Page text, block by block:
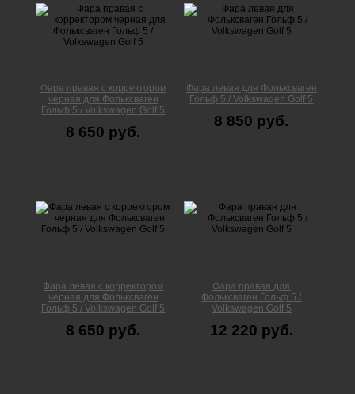
Фара правая с корректором
черная для Фольксваген
Гольф 5 / Volkswagen Golf 5
8 650 руб.
Фара левая для Фольксваген
Гольф 5 / Volkswagen Golf 5
8 850 руб.
Фара левая с корректором
черная для Фольксваген
Гольф 5 / Volkswagen Golf 5
8 650 руб.
Фара правая для
Фольксваген Гольф 5 /
Volkswagen Golf 5
12 220 руб.